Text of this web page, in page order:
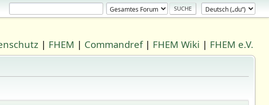
| FHEM | Commandref| FHEM Wiki | FHEM e.V.